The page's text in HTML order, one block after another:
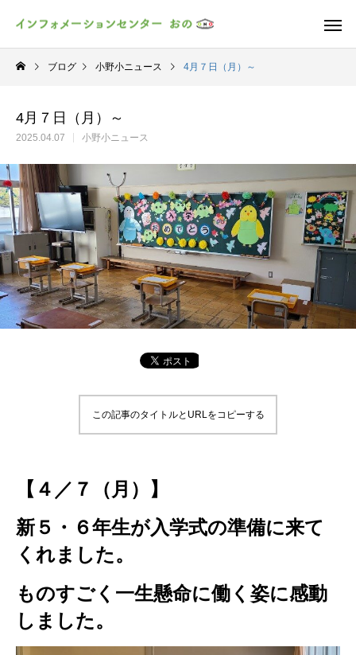
ブログ 小野小ニュース 4月７日（月）～
4月７日（月）～
2025.04.07 小野小ニュース
この記事のタイトルとURLをコピーする
【４／７（月）】
新５・６年生が入学式の準備に来て
くれました。
ものすごく一生懸命に働く姿に感動
しました。